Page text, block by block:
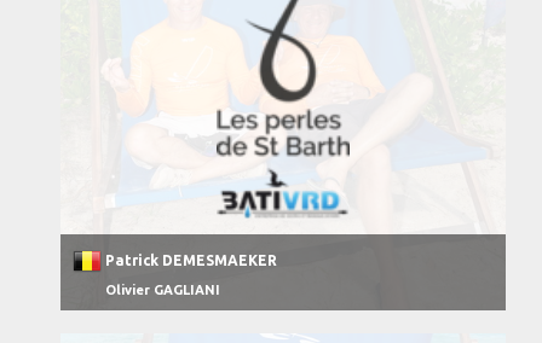
Patrick DEMESMAEKER
Olivier GAGLIANI